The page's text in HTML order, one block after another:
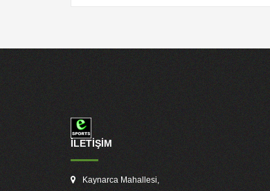
İLETİŞİM
Kaynarca Mahallesi,